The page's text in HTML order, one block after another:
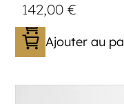
142,00€
Ajouter au